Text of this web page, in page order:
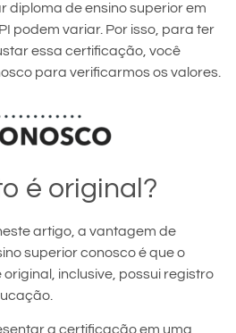
diploma de ensino superior em
podem variar. Por isso, para ter
essa certificação, você
para verificarmos os valores.
é original?
artigo, a vantagem de
superior conosco é que o
inclusive, possui registro
a certificação em uma